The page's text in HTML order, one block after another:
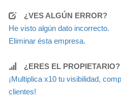
¿VES ALGÚN ERROR?
He visto algún dato incorrecto.
Eliminar ésta empresa.
¿ERES EL PROPIETARIO?
¡Multiplica x10 tu visibilidad,
clientes!